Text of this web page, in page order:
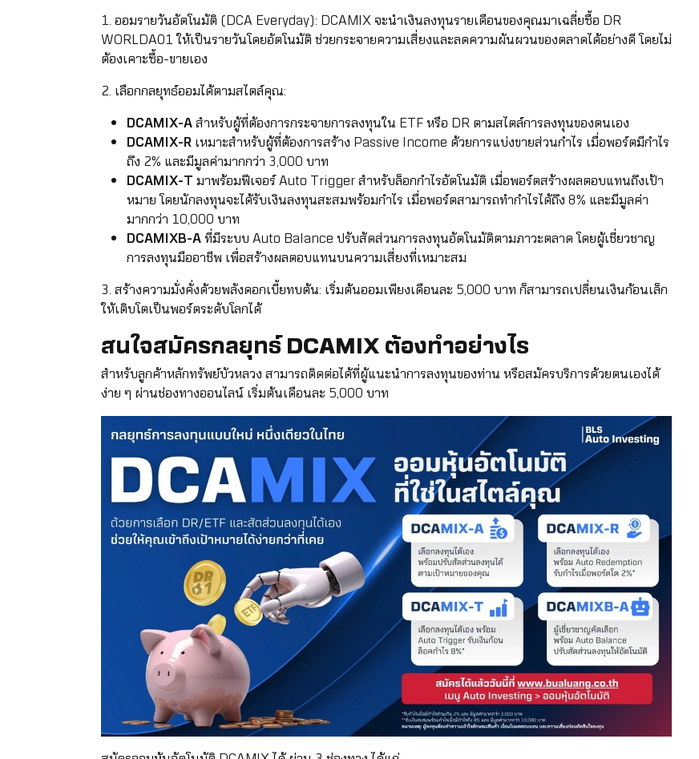
1. ออมรายวันอัตโนมัติ (DCA Everyday): DCAMIX จะนำเงินลงทุนรายเดือนของคุณมาเฉลี่ยซื้อ DR
WORLDA01 ให้เป็นรายวันโดยอัตโนมัติ ช่วยกระจายความเสี่ยงและลดความผันผวนของตลาดได้อย่างดี โดยไม่
ต้องเคาะซื้อ-ขายเอง
2. เลือกกลยุทธ์ออมได้ตามสไตล์คุณ:
DCAMIX-Aสำหรับผู้ที่ต้องการกระจายการลงทุนใน ETF หรือ DR ตามสไตล์การลงทุนของตนเอง
DCAMIX-Rเหมาะสำหรับผู้ที่ต้องการสร้าง Passive Income ด้วยการแบ่งขายส่วนกำไร เมื่อพอร์ตมีกำไร
ถึง 2% และมีมูลค่ามากกว่า 3,000 บาท
DCAMIX-Tมาพร้อมฟีเจอร์ Auto Trigger สำหรับล็อกกำไรอัตโนมัติ เมื่อพอร์ตสร้างผลตอบแทนถึงเป้า
หมาย โดยนักลงทุนจะได้รับเงินลงทุนสะสมพร้อมกำไร เมื่อพอร์ตสามารถทำกำไรได้ถึง 8% และมีมูลค่า
มากกว่า 10,000 บาท
DCAMIXB-Aที่มีระบบ Auto Balance ปรับสัดส่วนการลงทุนอัตโนมัติตามภาวะตลาด โดยผู้เชี่ยวชาญ
การลงทุนมืออาชีพ เพื่อสร้างผลตอบแทนบนความเสี่ยงที่เหมาะสม
3. สร้างความมั่งคั่งด้วยพลังดอกเบี้ยทบต้น: เริ่มต้นออมเพียงเดือนละ 5,000 บาท ก็สามารถเปลี่ยนเงินก้อนเล็ก
ให้เติบโตเป็นพอร์ตระดับโลกได้
สนใจสมัครกลยุทธ์ DCAMIX ต้องทำอย่างไร
สำหรับลูกค้าหลักทรัพย์บัวหลวง สามารถติดต่อได้ที่ผู้แนะนำการลงทุนของท่าน หรือสมัครบริการด้วยตนเองได้
ง่าย ๆ ผ่านช่องทางออนไลน์ เริ่มต้นเดือนละ 5,000 บาท